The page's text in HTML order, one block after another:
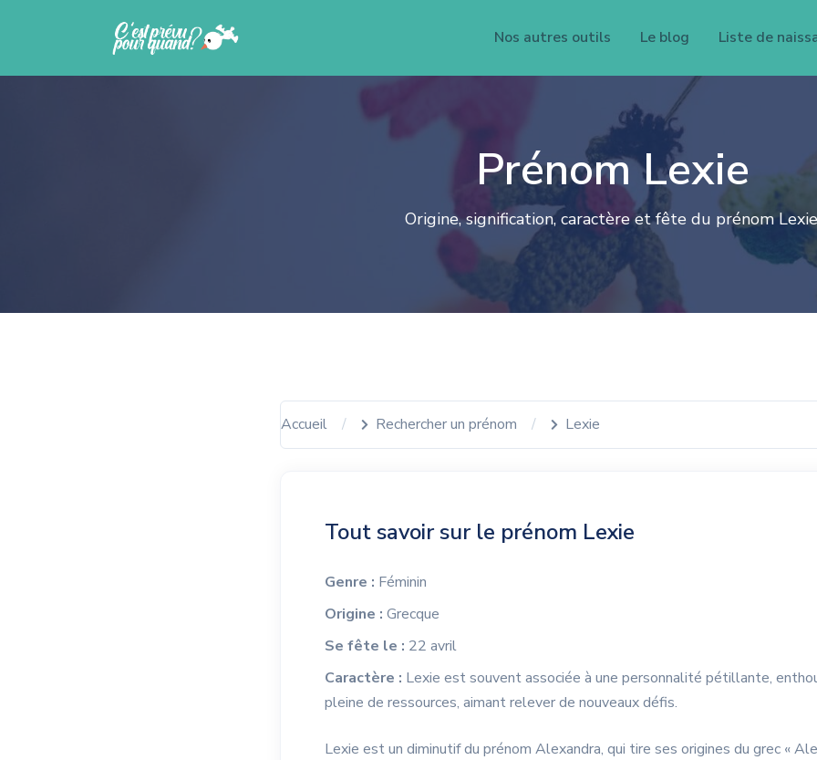
Nos autres outils Le blog Liste de
Prénom Lexie
Origine, signification, caractère et fête du prénom
Accueil Rechercher un prénom Lexie
Tout savoir sur le prénom Lexie
Genre : Féminin
Origine : Grecque
Se fête le : 22 avril
Caractère : Lexie est souvent associée à une personnalité pétillante,
pleine de ressources, aimant relever de nouveaux défis.
Lexie est un diminutif du prénom Alexandra, qui tire ses origines du grec «